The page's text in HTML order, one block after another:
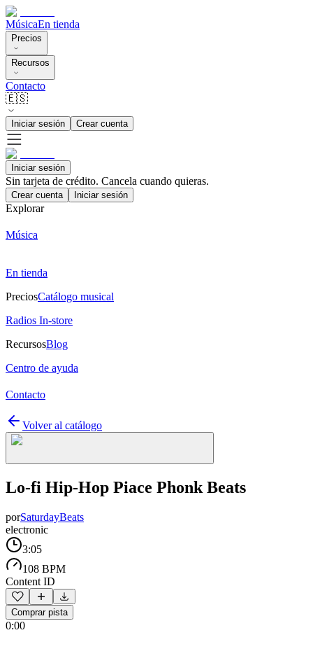
MúsicaEn tienda
Precios
Recursos
Contacto
🇪🇸
Iniciar sesión Crear cuenta
Iniciar sesión
Sin tarjeta de crédito. Cancela cuando quieras.
Crear cuenta Iniciar sesión
Explorar
Música
En tienda
PreciosCatálogo musical
Radios In-store
RecursosBlog
Centro de ayuda
Contacto
Volver al catálogo
Lo-fi Hip-Hop Piace Phonk Beats
porSaturdayBeats
electronic
3:05
108 BPM
Content ID
Comprar pista
0:00